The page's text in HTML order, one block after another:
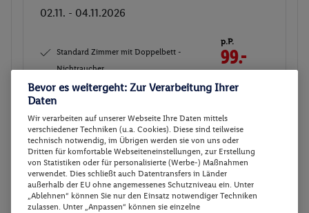
02.11. - 04.11.2026
Standard Zimmer mit Doppelbett -
Nichtraucher
Ohne Verpflegung
p.P.
99.-
Veranstalter:
DERTOUR Deutschland
GmbH
Weitere Informationen des
Veranstalters
Buchen
5 weitere Angebote anzeigen
Bevor es weitergeht: Zur Verarbeitung Ihrer
Daten
Wir verarbeiten auf unserer Webseite Ihre Daten mittels
verschiedener Techniken (u.a. Cookies). Diese sind teilweise
technisch notwendig, im Übrigen werden sie von uns oder
Dritten für komfortable Webseiteneinstellungen, zur Erstellung
von Statistiken oder für personalisierte (Werbe-) Maßnahmen
verwendet. Dies schließt auch Datentransfers in Länder
außerhalb der EU ohne angemessenes Schutzniveau ein. Unter
„Ablehnen“ können Sie nur den Einsatz notwendiger Techniken
zulassen. Unter „Anpassen“ können sie einzelne